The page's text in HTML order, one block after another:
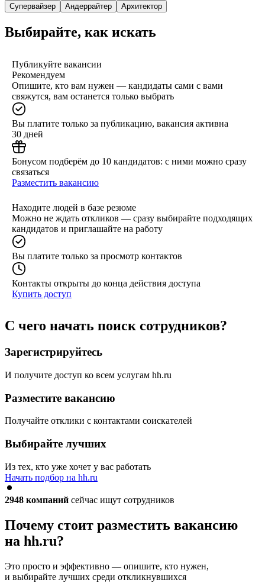
Супервайзер Андеррайтер Архитектор
Выбирайте, как искать
Публикуйте вакансии
Рекомендуем
Опишите, кто вам нужен — кандидаты сами с вами
свяжутся, вам останется только выбрать
Вы платите только за публикацию, вакансия активна
30 дней
Бонусом подберём до 10 кандидатов: с ними можно сразу
связаться
Разместить вакансию
Находите людей в базе резюме
Можно не ждать откликов — сразу выбирайте подходящих
кандидатов и приглашайте на работу
Вы платите только за просмотр контактов
Контакты открыты до конца действия доступа
Купить доступ
С чего начать поиск сотрудников?
Зарегистрируйтесь
И получите доступ ко всем услугам hh.ru
Разместите вакансию
Получайте отклики с контактами соискателей
Выбирайте лучших
Из тех, кто уже хочет у вас работать
Начать подбор на hh.ru
2948 компаний сейчас ищут сотрудников
Почему стоит разместить вакансию
на hh.ru?
Это просто и эффективно — опишите, кто нужен,
и выбирайте лучших среди откликнувшихся